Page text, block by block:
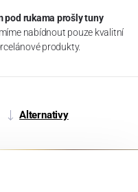
pod rukama prošly tuny
nabídnout pouze kvalitní
produkty.
Alternativy